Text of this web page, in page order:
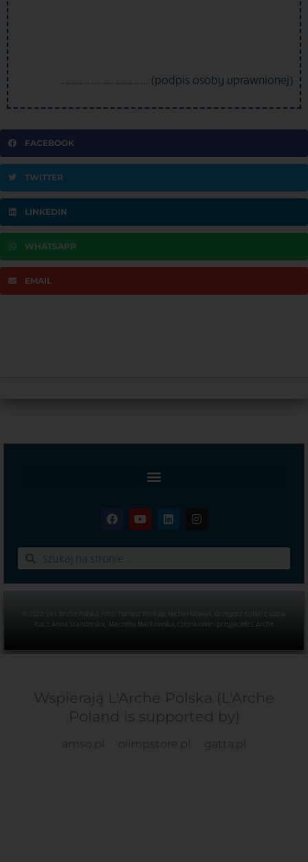
……………………………………. (podpis osoby uprawnionej)
FACEBOOK
TWITTER
LINKEDIN
WHATSAPP
EMAIL
© 2022-24 L’Arche Polska, foto: Tomasz Prokop, Michał Nowak, Grzegorz Kotlarz, Gaba
Kucz, Anna Standerska, Marzena Matkowska, członkowie i przyjaciele L’Arche
Wspierają L'Arche Polska (L'Arche
Poland is supported by)
amso.pl olimpstore.pl gatta.pl